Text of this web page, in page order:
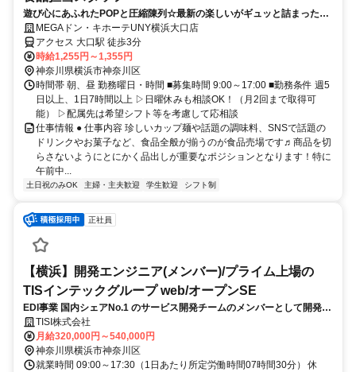
遊び心にあふれたPOPと圧縮陳列☆最新の楽しいがギュッと詰まった売
場で品出しから始めよう‼
MEGAドン・キホーテUNY横浜大口店
アクセス 大口駅 徒歩3分
時給1,255円～1,355円
神奈川県横浜市神奈川区
時間帯 朝、昼 勤務曜日・時間 ■募集時間 9:00～17:00 ■勤務条件 週5
日以上、1日7時間以上 ▷日曜休みも相談OK！（月2回まで取得可
能） ▷配属先は希望シフト等を考慮して応相談
仕事情報 ● 仕事内容 珍しいカップ麺や話題の調味料、SNSで話題の
ドリンクやお菓子など、食品全般が揃うのが食品売場です♬商品を切
らさないようにとにかく品出しが重要なポジションとなります！特に
午前中...
土日祝のみOK 主婦・主夫歓迎 学生歓迎 シフト制
正社員
【横浜】開発エンジニア(メンバー)/プライム上場の
TISインテックグループ web/オープンSE
EDI事業 国内シェアNo.1 のサービス開発チームのメンバーとして開発、
リーダーの補佐までお任せいたします。
TISI株式会社
月給320,000円～540,000円
神奈川県横浜市神奈川区
就業時間 09:00～17:30（1日あたり所定労働時間07時間30分） 休